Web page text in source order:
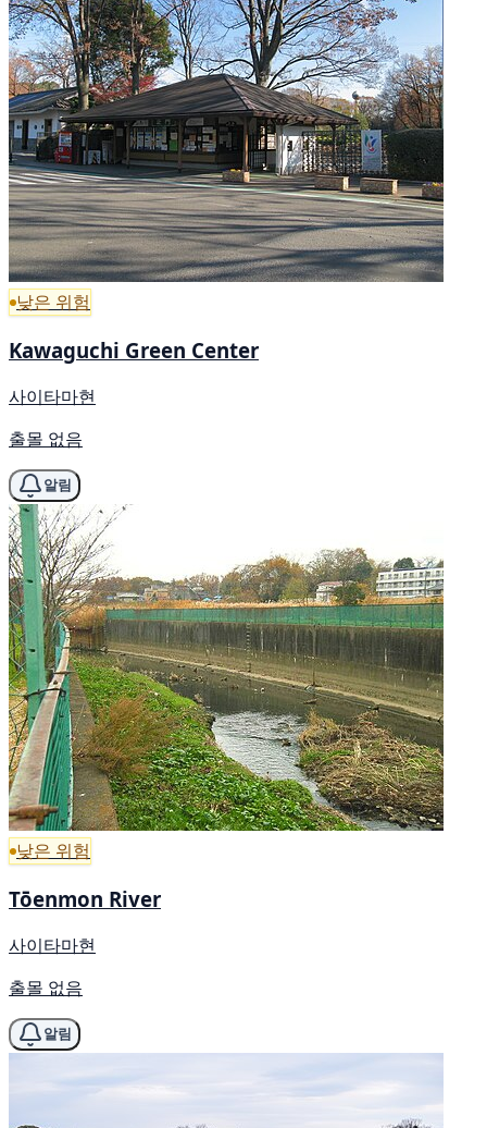
낮은 위험
Kawaguchi Green Center
사이타마현
출몰 없음
알림
낮은 위험
Tōenmon River
사이타마현
출몰 없음
알림